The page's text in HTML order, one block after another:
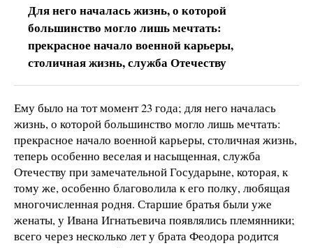
Для него началась жизнь, о которой
большинство могло лишь мечтать:
прекрасное начало военной карьеры,
столичная жизнь, служба Отечеству
Ему было на тот момент 23 года; для него началась
жизнь, о которой большинство могло лишь мечтать:
прекрасное начало военной карьеры, столичная жизнь,
теперь особенно веселая и насыщенная, служба
Отечеству при замечательной Государыне, которая, к
тому же, особенно благоволила к его полку, любящая
многочисленная родня. Старшие братья были уже
женаты, у Ивана Игнатьевича появлялись племянники;
всего через несколько лет у брата Феодора родится